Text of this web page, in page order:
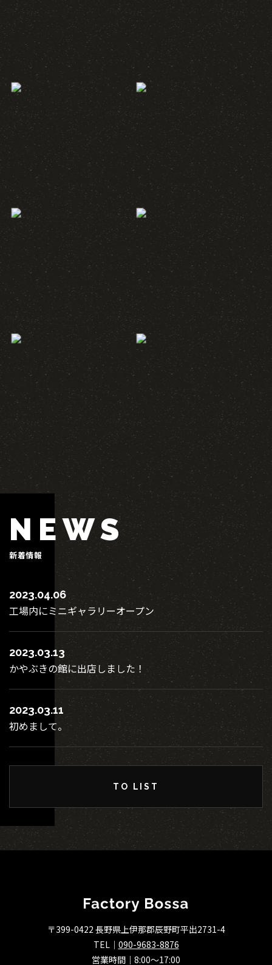
NEWS
新着情報
2023.04.06
工場内にミニギャラリーオープン
2023.03.13
かやぶきの館に出店しました！
2023.03.11
初めまして。
TO LIST
〒399-0422 長野県上伊那郡辰野町平出2731-4
TEL｜ 090-9683-8876
営業時間｜8:00～17:00